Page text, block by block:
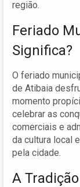
região.
Feriado
Significa?
O feriado
de Atibaia
momento
celebrar as
comerciais e
da cultura local
pela cidade.
A